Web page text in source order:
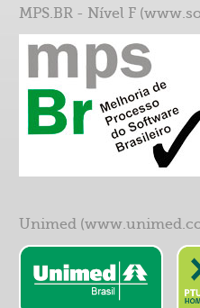
MPS.BR - Nível F (
Unimed (